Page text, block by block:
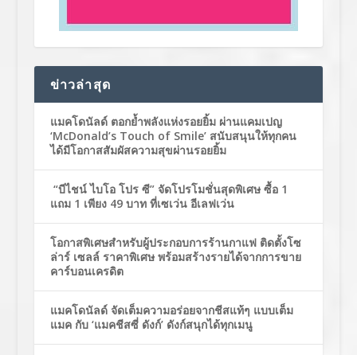
ข่าวล่าสุด
แมคโดนัลด์ ตอกย้ำพลังแห่งรอยยิ้ม ผ่านแคมเปญ
‘McDonald’s Touch of Smile’ สนับสนุนให้ทุกคน
ได้มีโอกาสสัมผัสความสุขผ่านรอยยิ้ม
“บีไชน์ ไบโอ โปร ซี” จัดโปรโมชั่นสุดพิเศษ ซื้อ 1
แถม 1 เพียง 49 บาท ที่เซเว่น อีเลฟเว่น
โอกาสพิเศษสำหรับผู้ประกอบการร้านกาแฟ ติดตั้งโซ
ล่าร์ เซลล์ ราคาพิเศษ พร้อมสร้างรายได้จากการขาย
คาร์บอนเครดิต
แมคโดนัลด์ จัดเต็มความอร่อยจากชีสแท้ๆ แบบเต็ม
แมค กับ ‘แมคชีสซี่ ดังก์’ ดังก์สนุกได้ทุกเมนู